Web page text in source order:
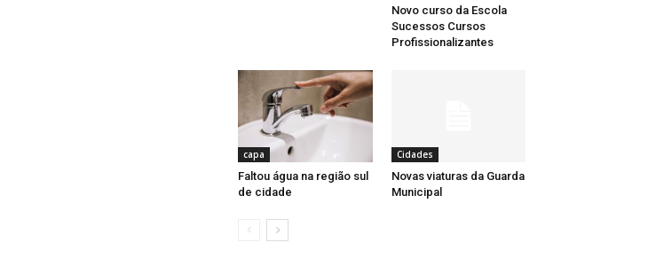
Novo curso da Escola
Sucessos Cursos
Profissionalizantes
capa
Faltou água na região sul
de cidade
Cidades
Novas viaturas da Guarda
Municipal